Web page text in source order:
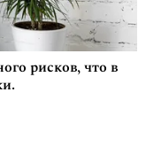
рисков, что в